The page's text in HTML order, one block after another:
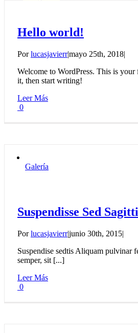
Hello world!
Porlucasjavierr|mayo 25th, 2018|
Welcome to WordPress. This is
it, then start writing!
Leer Más
0
Galería
Suspendisse Sed
Porlucasjavierr|junio 30th, 2015|
Suspendise sedtis Aliquam pulvinar
semper, sit [...]
Leer Más
0